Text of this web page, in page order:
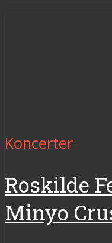
Koncerter
Roskilde
Minyo